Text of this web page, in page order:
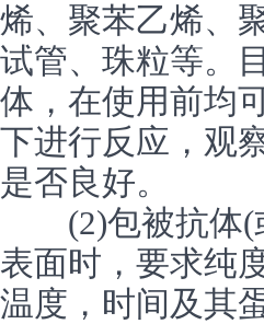
烯、聚苯乙烯、
试管、珠粒等。
体，在使用前均
下进行反应，观
是否良好。
(2)包被抗体(
表面时，要求纯
温度，时间及其